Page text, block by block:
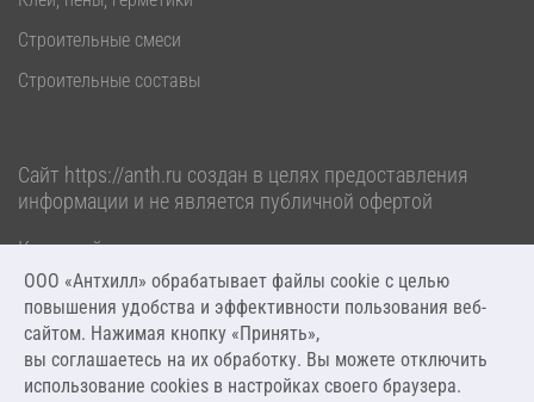
Строительные смеси
Строительные составы
Сайт https://anth.ru создан в целях предоставления
информации и не является публичной офертой
Карта сайта
Политика обработки персональных данных
2026 ООО «Антхилл». Все права защищены.
Разработка и сопровождение отAW-CODE
ООО «Антхилл» обрабатывает файлы cookie c целью
повышения удобства и эффективности пользования веб-
сайтом. Нажимая кнопку «Принять»,
вы соглашаетесь на их обработку. Вы можете отключить
использование cookies в настройках своего браузера.